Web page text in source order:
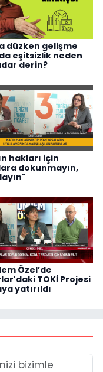
düzken gelişme
eşitsizlik neden
derin?
hakları için
dokunmayın,
Özel’de
TOKİ Projesi
yatırıldı